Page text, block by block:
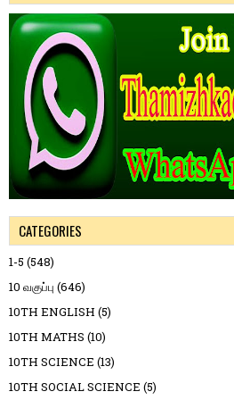
CATEGORIES
1-5 (548)
10 வகுப்பு (646)
10TH ENGLISH (5)
10TH MATHS (10)
10TH SCIENCE (13)
10TH SOCIAL SCIENCE (5)